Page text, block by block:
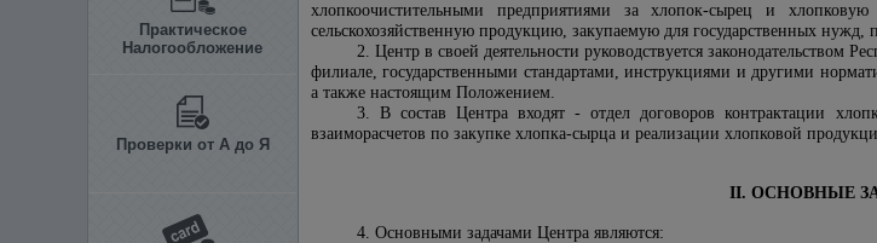
Практическое
Налогообложение
Проверки от А до Я
хлопкоочистительными предприятиями за хлопок-сырец и
сельскохозяйственную продукцию, закупаемую для государственных
2. Центр в своей деятельности руководствуется законодательством
филиале, государственными стандартами, инструкциями и другими
а также настоящим Положением.
3. В состав Центра входят - отдел договоров контрактации
взаиморасчетов по закупке хлопка-сырца и реализации хлопковой
II. ОСНОВНЫЕ
4. Основными задачами Центра являются: